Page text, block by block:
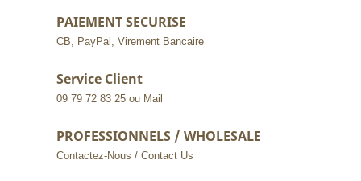
PAIEMENT SECURISE
CB, PayPal, Virement Bancaire
Service Client
09 79 72 83 25 ou Mail
PROFESSIONNELS / WHOLESALE
Contactez-Nous / Contact Us